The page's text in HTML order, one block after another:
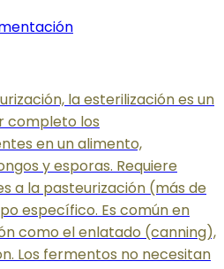
la esterilización es un
completo los
en un alimento,
y esporas. Requiere
a la pasteurización (más de
específico. Es común en
como el enlatado (canning),
Los fermentos no necesitan